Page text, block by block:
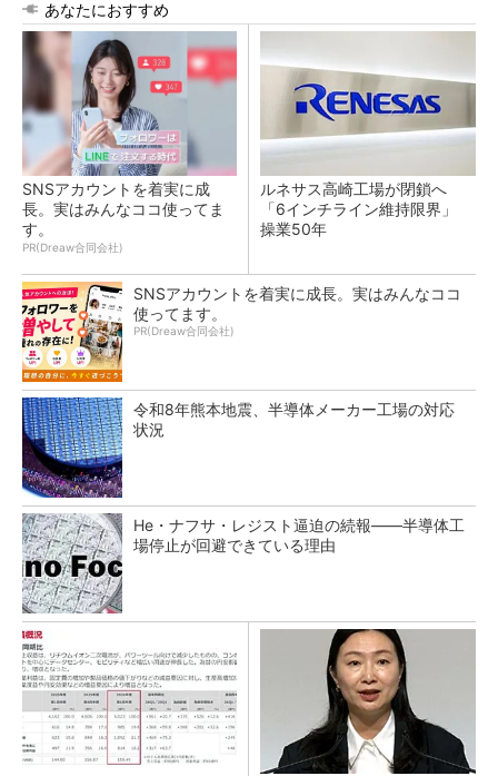
あなたにおすすめ
SNSアカウントを着実に成
長。実はみんなココ使ってま
す。
PR(Dreaw合同会社)
ルネサス高崎工場が閉鎖へ
「6インチライン維持限界」
操業50年
SNSアカウントを着実に成長。実はみんなココ
使ってます。
PR(Dreaw合同会社)
令和8年熊本地震、半導体メーカー工場の対応
状況
He・ナフサ・レジスト逼迫の続報――半導体工
場停止が回避できている理由